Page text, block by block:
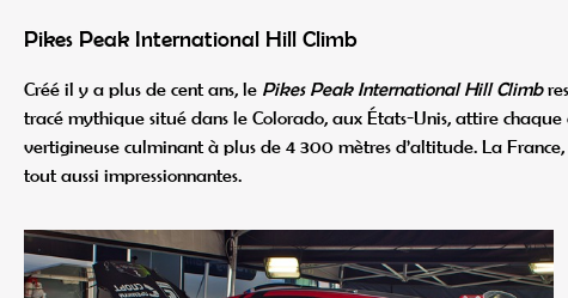
Pikes Peak International Hill Climb
Créé il y a plus de cent ans, le Pikes Peak International Hill Climb
tracé mythique situé dans le Colorado, aux États-Unis, attire
vertigineuse culminant à plus de 4 300 mètres d’altitude. La France,
tout aussi impressionnantes.